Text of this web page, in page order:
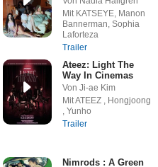
Mit KATSEYE, Manon
Bannerman, Sophia
Laforteza
Trailer
Ateez: Light The
Way In Cinemas
Von Ji-ae Kim
Mit ATEEZ , Hongjoong
, Yunho
Trailer
Nimrods : A Green